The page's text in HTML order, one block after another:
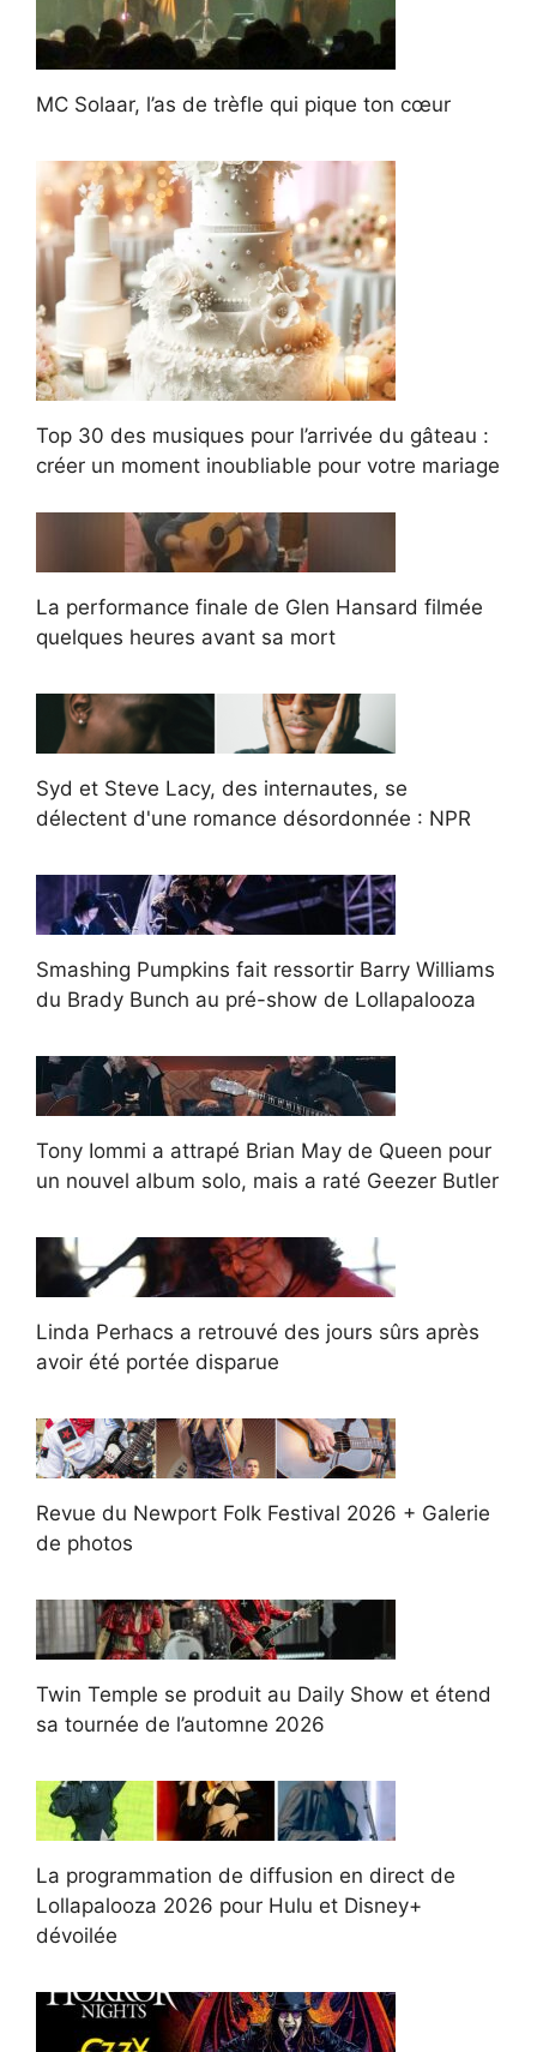
MC Solaar, l’as de trèfle qui pique ton cœur
Top 30 des musiques pour l’arrivée du gâteau :
créer un moment inoubliable pour votre mariage
La performance finale de Glen Hansard filmée
quelques heures avant sa mort
Syd et Steve Lacy, des internautes, se
délectent d'une romance désordonnée : NPR
Smashing Pumpkins fait ressortir Barry Williams
du Brady Bunch au pré-show de Lollapalooza
Tony Iommi a attrapé Brian May de Queen pour
un nouvel album solo, mais a raté Geezer Butler
Linda Perhacs a retrouvé des jours sûrs après
avoir été portée disparue
Revue du Newport Folk Festival 2026 + Galerie
de photos
Twin Temple se produit au Daily Show et étend
sa tournée de l’automne 2026
La programmation de diffusion en direct de
Lollapalooza 2026 pour Hulu et Disney+
dévoilée